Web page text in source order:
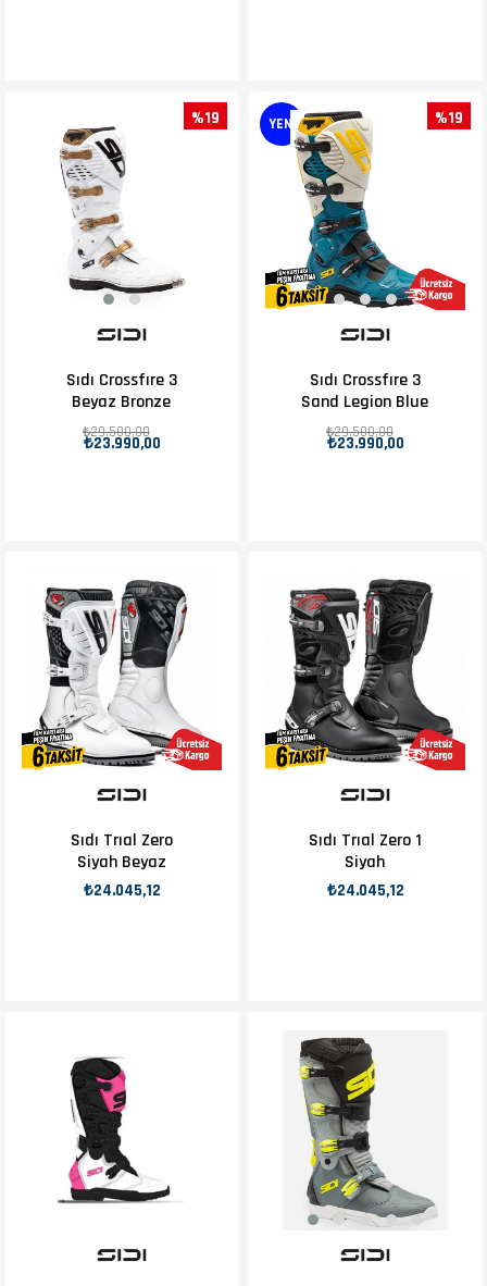
Sıdı Crossfıre 3
Beyaz Bronze
₺23.990,00
₺29.500,00
%19
Sıdı Crossfıre 3
Sand Legion Blue
₺23.990,00
₺29.500,00
%19
YENI
Sıdı Trıal Zero
Siyah Beyaz
₺24.045,12
Sıdı Trıal Zero 1
Siyah
₺24.045,12